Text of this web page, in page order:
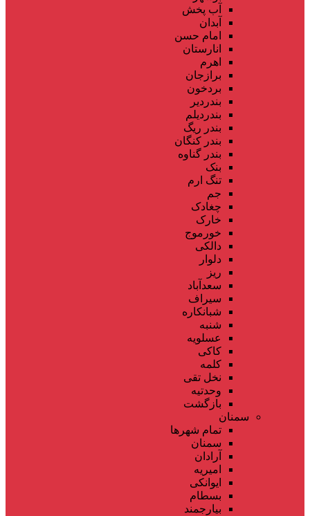
آب پخش
آبدان
امام حسن
انارستان
اهرم
برازجان
بردخون
بندردیر
بندردیلم
بندر ریگ
بندر کنگان
بندر گناوه
بنک
تنگ ارم
جم
چغادک
خارک
خورموج
دالکی
دلوار
ریز
سعدآباد
سیراف
شبانکاره
شنبه
عسلویه
کاکی
کلمه
نخل تقی
وحدتیه
بازگشت
سمنان
تمام شهر‌ها
سمنان
آرادان
امیریه
ایوانکی
بسطام
بیارجمند